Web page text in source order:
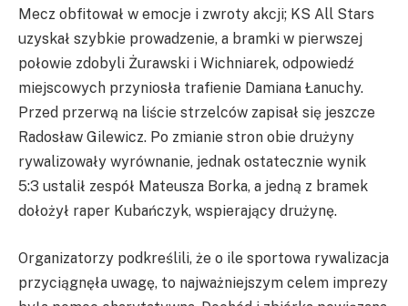
Mecz obfitował w emocje i zwroty akcji; KS All Stars
uzyskał szybkie prowadzenie, a bramki w pierwszej
połowie zdobyli Żurawski i Wichniarek, odpowiedź
miejscowych przyniosła trafienie Damiana Łanuchy.
Przed przerwą na liście strzelców zapisał się jeszcze
Radosław Gilewicz. Po zmianie stron obie drużyny
rywalizowały wyrównanie, jednak ostatecznie wynik
5:3 ustalił zespół Mateusza Borka, a jedną z bramek
dołożył raper Kubańczyk, wspierający drużynę.
Organizatorzy podkreślili, że o ile sportowa rywalizacja
przyciągnęła uwagę, to najważniejszym celem imprezy